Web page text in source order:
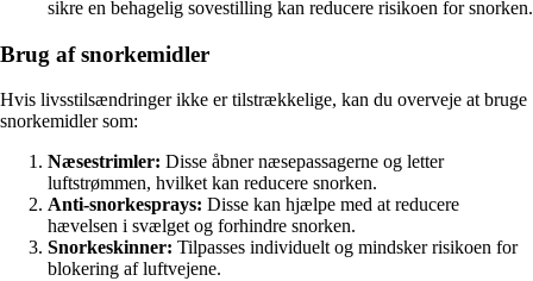
sikre en behagelig sovestilling kan reducere risikoen for snorken.
Brug af snorkemidler
Hvis livsstilsændringer ikke er tilstrækkelige, kan du overveje at bruge
snorkemidler som:
Næsestrimler: Disse åbner næsepassagerne og letter
luftstrømmen, hvilket kan reducere snorken.
Anti-snorkesprays: Disse kan hjælpe med at reducere
hævelsen i svælget og forhindre snorken.
Snorkeskinner: Tilpasses individuelt og mindsker risikoen for
blokering af luftvejene.